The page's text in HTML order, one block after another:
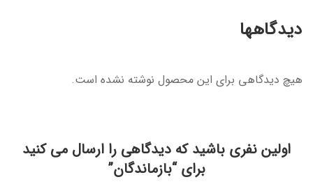
دیدگاهها
هیچ دیدگاهی برای این محصول نوشته نشده است.
اولین نفری باشید که دیدگاهی را ارسال می کنید
برای “بازماندگان”